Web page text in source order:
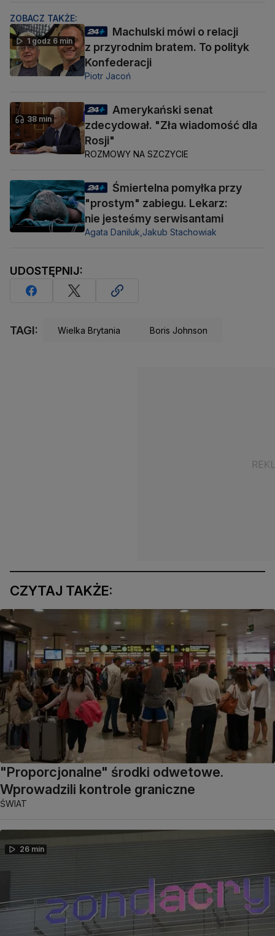
ZOBACZ TAKŻE:
1 godz 6 min
Machulski mówi o relacji
z przyrodnim bratem. To polityk
Konfederacji
Piotr Jacoń
38 min
Amerykański senat
zdecydował. "Zła wiadomość dla
Rosji"
ROZMOWY NA SZCZYCIE
Śmiertelna pomyłka przy
"prostym" zabiegu. Lekarz:
nie jesteśmy serwisantami
Agata Daniluk, Jakub Stachowiak
UDOSTĘPNIJ:
TAGI: Wielka Brytania Boris Johnson
CZYTAJ TAKŻE:
"Proporcjonalne" środki odwetowe.
Wprowadzili kontrole graniczne
ŚWIAT
26 min